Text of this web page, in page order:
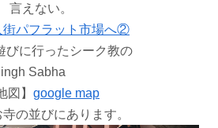
言えない。
街パフラット市場へ②
びに行ったシーク教の
Sabha
図】 google map
の並びにあります。